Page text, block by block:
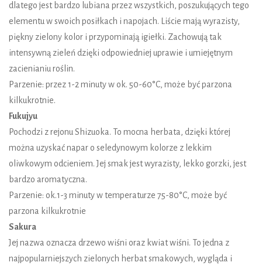
dlatego jest bardzo lubiana przez wszystkich, poszukujących tego
elementu w swoich posiłkach i napojach. Liście mają wyrazisty,
piękny zielony kolor i przypominają igiełki. Zachowują tak
intensywną zieleń dzięki odpowiedniej uprawie i umiejętnym
zacienianiu roślin.
Parzenie: przez 1-2 minuty w ok. 50-60°C, może być parzona
kilkukrotnie.
Fukujyu
Pochodzi z rejonu Shizuoka. To mocna herbata, dzięki której
można uzyskać napar o seledynowym kolorze z lekkim
oliwkowym odcieniem. Jej smak jest wyrazisty, lekko gorzki, jest
bardzo aromatyczna.
Parzenie: ok.1-3 minuty w temperaturze 75-80°C, może być
parzona kilkukrotnie
Sakura
Jej nazwa oznacza drzewo wiśni oraz kwiat wiśni. To jedna z
najpopularniejszych zielonych herbat smakowych, wygląda i